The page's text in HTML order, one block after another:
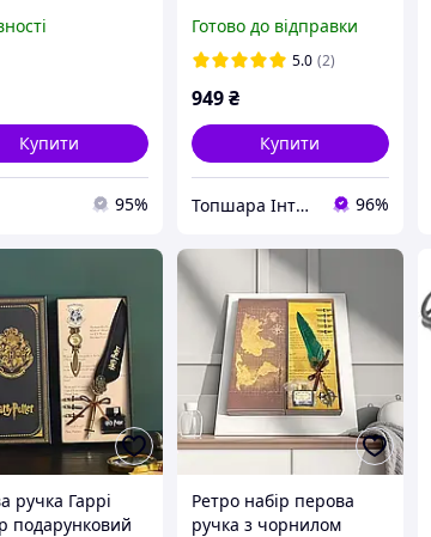
Купити
95%
Max Aqua (FC6812
FC6904, XC7041 XC8349)
Готово до відправки
5.0 (2)
949 ₴
Купити
Топшара Інтернет-магазин 96%
ручка Гаррі
подарунковий
Ретро набір перова
ручка з чорнилом